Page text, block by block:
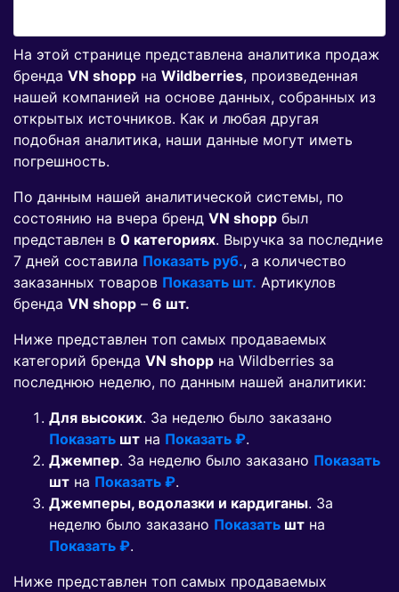
На этой странице представлена аналитика продаж
бренда VN shopp на Wildberries, произведенная
нашей компанией на основе данных, собранных из
открытых источников. Как и любая другая
подобная аналитика, наши данные могут иметь
погрешность.
По данным нашей аналитической системы, по
состоянию на вчера бренд VN shopp был
представлен в 0 категориях. Выручка за последние
7 дней составила Показать руб., а количество
заказанных товаров Показать шт. Артикулов
бренда VN shopp – 6 шт.
Ниже представлен топ самых продаваемых
категорий бренда VN shopp на Wildberries за
последнюю неделю, по данным нашей аналитики:
Для высоких. За неделю было заказано
Показать шт на Показать ₽.
Джемпер. За неделю было заказано Показать
шт на Показать ₽.
Джемперы, водолазки и кардиганы. За
неделю было заказано Показать шт на
Показать ₽.
Ниже представлен топ самых продаваемых